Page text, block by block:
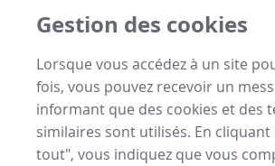
Gestion des cookies
Lorsque vous accédez à un site
fois, vous pouvez recevoir un
informant que des cookies et des
similaires sont utilisés. En
tout", vous indiquez que vous